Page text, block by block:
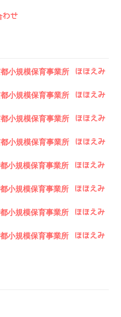
わせ
模保育事業所 ほほえみ
模保育事業所 ほほえみ
模保育事業所 ほほえみ
模保育事業所 ほほえみ
模保育事業所 ほほえみ
模保育事業所 ほほえみ
模保育事業所 ほほえみ
模保育事業所 ほほえみ